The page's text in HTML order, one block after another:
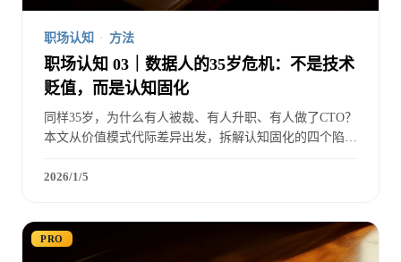
职场认知 · 方法
职场认知 03｜数据人的35岁危机：不是技术
贬值，而是认知固化
同样35岁，为什么有人被裁、有人升职、有人做了CTO？
本文从价值模式代际差异出发，拆解认知固化的四个陷
行动计划。
2026/1/5
PRO